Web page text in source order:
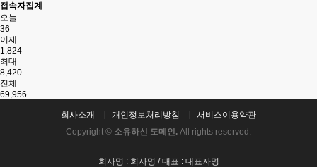
접속자집계
오늘
36
어제
1,824
최대
8,420
전체
69,956
회사소개 개인정보처리방침
서비스이용약관
Copyright © 소유하신 도메인. All rights reserved.
회사명 : 회사명 / 대표 : 대표자명